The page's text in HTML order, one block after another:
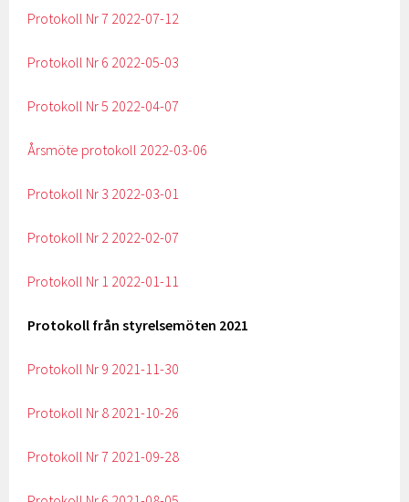
Protokoll Nr 7 2022-07-12
Protokoll Nr 6 2022-05-03
Protokoll Nr 5 2022-04-07
Årsmöte protokoll 2022-03-06
Protokoll Nr 3 2022-03-01
Protokoll Nr 2 2022-02-07
Protokoll Nr 1 2022-01-11
Protokoll från styrelsemöten 2021
Protokoll Nr 9 2021-11-30
Protokoll Nr 8 2021-10-26
Protokoll Nr 7 2021-09-28